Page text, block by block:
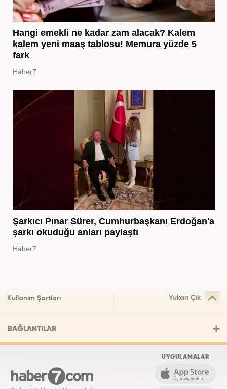
Hangi emekli ne kadar zam alacak? Kalem
kalem yeni maaş tablosu! Memura yüzde 5
fark
Haber7
Şarkıcı Pınar Sürer, Cumhurbaşkanı Erdoğan'a
şarkı okuduğu anları paylaştı
Haber7
Kullanım Şartları Yukarı Çık
BAĞLANTILAR
UYGULAMALAR